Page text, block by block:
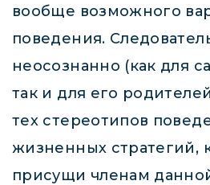
вообще возможного
поведения.
неосознанно (как для
так и для его
тех стереотипов
жизненных стратегий,
присущи членам